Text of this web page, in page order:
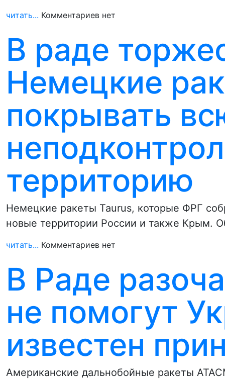
читать... Комментариев нет
В раде
Немецкие
покрывать
территорию
Немецкие ракеты Taurus, которые ФРГ
новые территории России и также Крым.
читать... Комментариев нет
В Раде
не помогут
известен
Американские дальнобойные ракеты